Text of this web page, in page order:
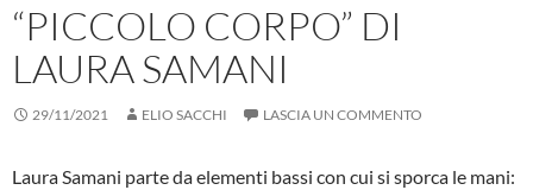
“PICCOLO CORPO” DI
LAURA SAMANI
29/11/2021 ELIO SACCHI LASCIA UN COMMENTO
Laura Samani parte da elementi bassi con cui si sporca le mani: